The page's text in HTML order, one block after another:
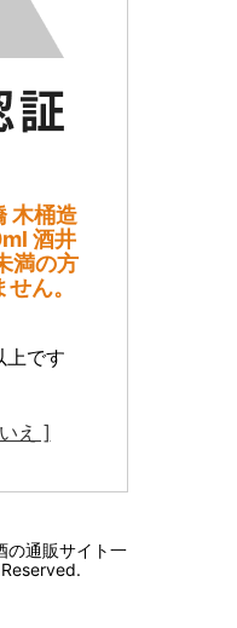
木桶造
酒井
満の方
ん。
上です
え ]
通販サイト一